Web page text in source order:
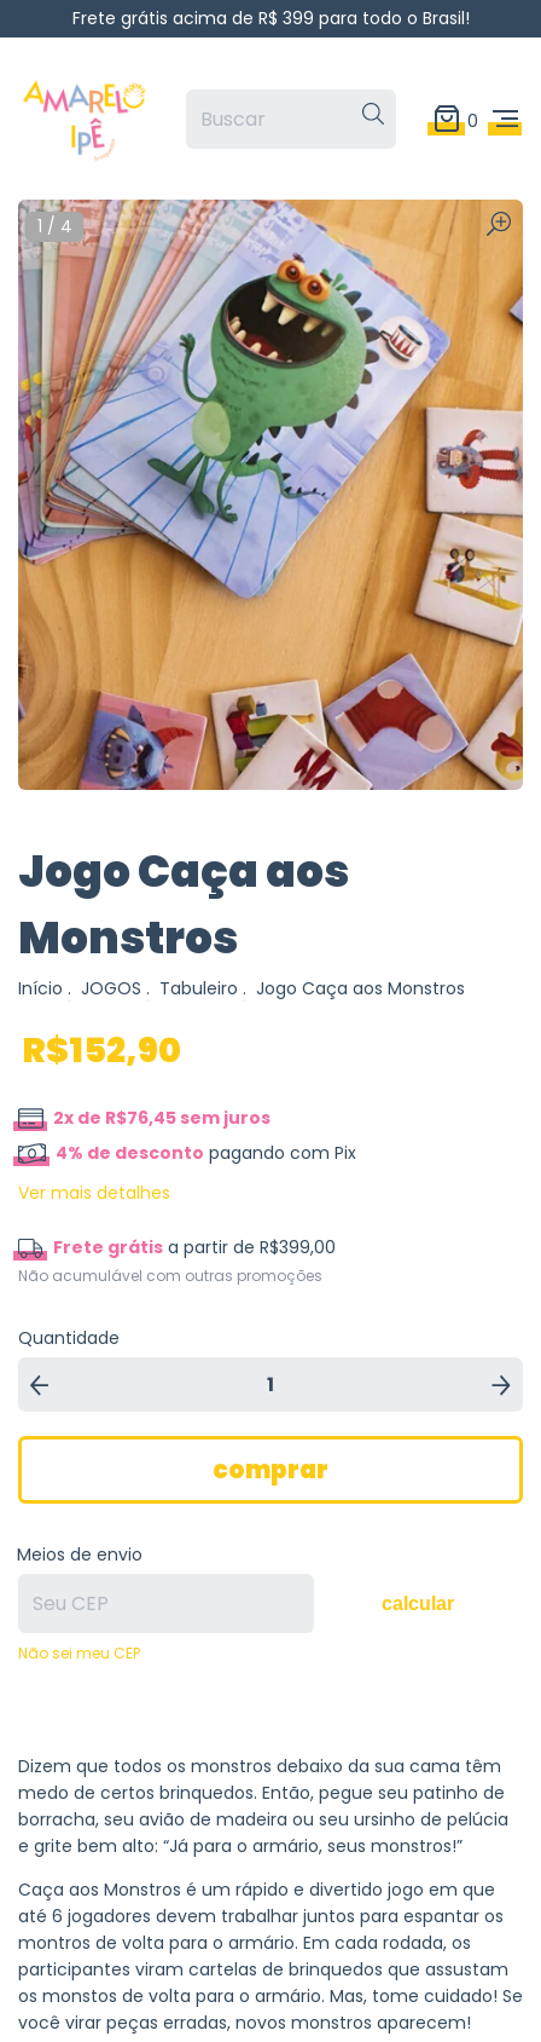
Frete grátis acima de R$ 399 para todo o Brasil!
0
Jogo Caça aos
Monstros
Início . JOGOS . Tabuleiro . Jogo Caça aos Monstros
R$152,90
2x de R$76,45sem juros
4% de desconto pagando com Pix
Ver mais detalhes
Frete grátis a partir de R$399,00
Não acumulável com outras promoções
Quantidade
Meios de envio
calcular
Não sei meu CEP
Dizem que todos os monstros debaixo da sua cama têm
medo de certos brinquedos. Então, pegue seu patinho de
borracha, seu avião de madeira ou seu ursinho de pelúcia
e grite bem alto: “Já para o armário, seus monstros!”
Caça aos Monstros é um rápido e divertido jogo em que
até 6 jogadores devem trabalhar juntos para espantar os
montros de volta para o armário. Em cada rodada, os
participantes viram cartelas de brinquedos que assustam
os monstos de volta para o armário. Mas, tome cuidado! Se
você virar peças erradas, novos monstros aparecem!
1 / 4